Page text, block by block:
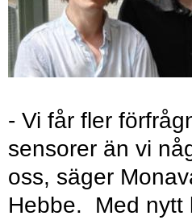
- Vi får fler
sensorer än vi
oss, säger
Hebbe. Med nytt